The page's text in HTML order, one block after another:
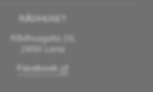
RÅDHUSET
Rådhusgata 20,
2850 Lena
Facebook